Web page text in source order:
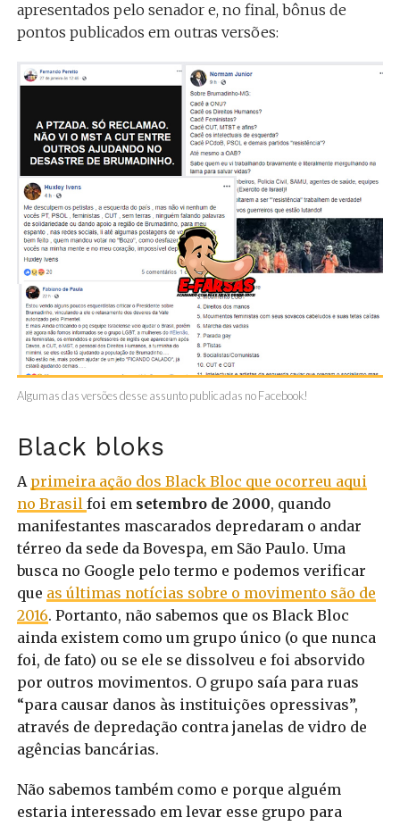
apresentados pelo senador e, no final, bônus de
pontos publicados em outras versões:
Algumas das versões desse assunto publicadas no Facebook!
Black bloks
A primeira ação dos Black Bloc que ocorreu aqui
no Brasil foi em setembro de 2000, quando
manifestantes mascarados depredaram o andar
térreo da sede da Bovespa, em São Paulo. Uma
busca no Google pelo termo e podemos verificar
que as últimas notícias sobre o movimento são de
2016. Portanto, não sabemos que os Black Bloc
ainda existem como um grupo único (o que nunca
foi, de fato) ou se ele se dissolveu e foi absorvido
por outros movimentos. O grupo saía para ruas
“para causar danos às instituições opressivas”,
através de depredação contra janelas de vidro de
agências bancárias.
Não sabemos também como e porque alguém
estaria interessado em levar esse grupo para